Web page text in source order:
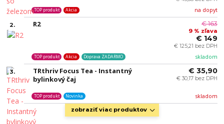
na dopyt
TOP produkt Akcia
2. R2
skladom
TOP produkt Akcia Doprava ZADARMO
€ 163
9 % zľava
€ 149
€ 125,21 bez DPH
3.
TRthriv Focus Tea - Instantný
bylinkový čaj
skladom
TOP produkt Novinka
€ 35,90
€ 30,17 bez DPH
zobraziť viac produktov